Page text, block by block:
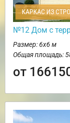
КАРКАС ИЗ
№12 Дом с
Размер: 6х6 м
Общая площадь:
от